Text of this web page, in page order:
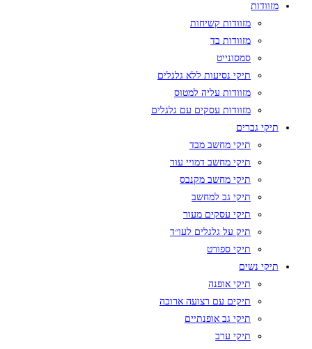
מזוודות
מזוודות קשיחות
מזוודות בד
סמסונייט
תיקי נסיעות ללא גלגלים
מזוודות עליה למטוס
מזוודות עסקים עם גלגלים
תיקי גברים
תיקי מחשב מבד
תיקי מחשב דמויי עור
תיקי מחשב מקנבס
תיקי גב למחשב
תיקי עסקים מעור
תיק על גלגלים לעו״ד
תיקי ספורט
תיקי נשים
תיקי אופנה
תיקים עם רצועה ארוכה
תיקי גב אופנתיים
תיקי ערב